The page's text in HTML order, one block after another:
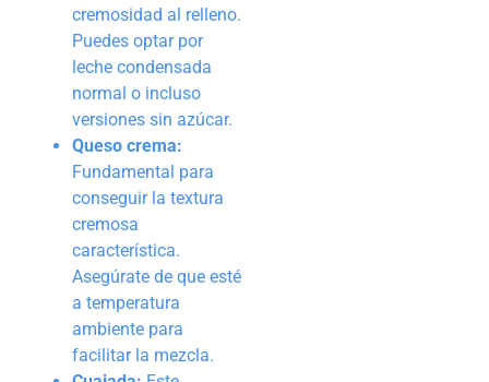
cremosidad al relleno.
Puedes optar por
leche condensada
normal o incluso
versiones sin azúcar.
Queso crema:
Fundamental para
conseguir la textura
cremosa
característica.
Asegúrate de que esté
a temperatura
ambiente para
facilitar la mezcla.